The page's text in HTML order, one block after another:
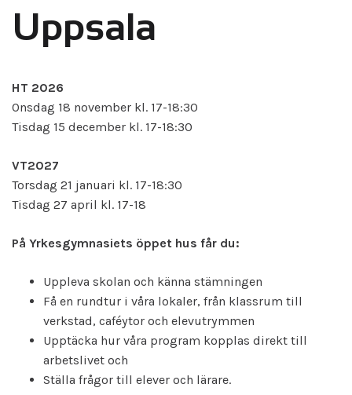
Uppsala
HT 2026
Onsdag 18 november kl. 17-18:30
Tisdag 15 december kl. 17-18:30
VT2027
Torsdag 21 januari kl. 17-18:30
Tisdag 27 april kl. 17-18
På Yrkesgymnasiets öppet hus får du:
Uppleva skolan och känna stämningen
Få en rundtur i våra lokaler, från klassrum till
verkstad, caféytor och elevutrymmen
Upptäcka hur våra program kopplas direkt till
arbetslivet och
Ställa frågor till elever och lärare.